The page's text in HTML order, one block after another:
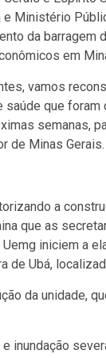
da barragem
em
vamos
que foram
semanas,
de Minas Gerais.
a
que as
iniciem a
Ubá,
da unidade,
inundação